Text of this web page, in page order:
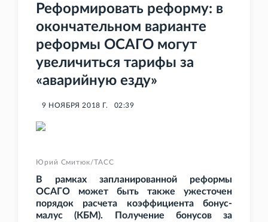
Реформировать реформу: в
окончательном варианте
реформы ОСАГО могут
увеличиться тарифы за
«аварийную езду»
9 НОЯБРЯ 2018 Г. 02:39
Юрий Смитюк/ТАСС
В рамках запланированной реформы
ОСАГО может быть также ужесточен
порядок расчета коэффициента бонус-
малус (КБМ). Получение бонусов за